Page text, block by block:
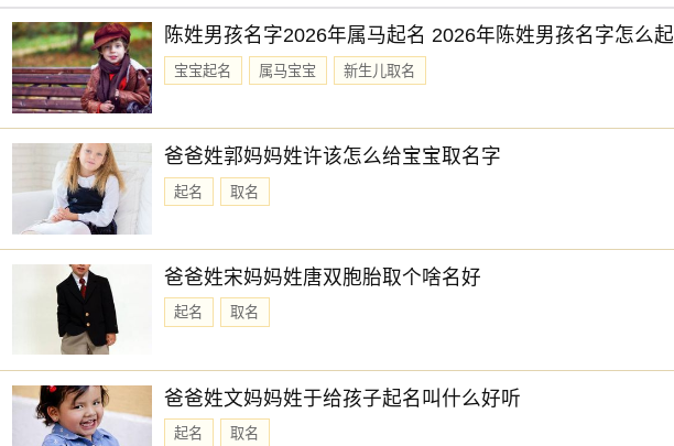
【司寒】 【予初】 【世朗】 【俞昭】
【勉道】 【俊骁】 【佳辰】 【品斐】
【卓喜】 【东璟】 【勉泾】 【东昊】
【云溪】 【佳桢】 【乐淳】 【俊桦】
赐子好名，能伴子一生。想给宝宝取一个好名字吗？选择下方的
陈姓男孩名字2026年属马起名 2026年陈姓男孩名字怎么起
宝宝起名 属马宝宝 新生儿取名
爸爸姓郭妈妈姓许该怎么给宝宝取名字
起名 取名
爸爸姓宋妈妈姓唐双胞胎取个啥名好
起名 取名
爸爸姓文妈妈姓于给孩子起名叫什么好听
起名 取名